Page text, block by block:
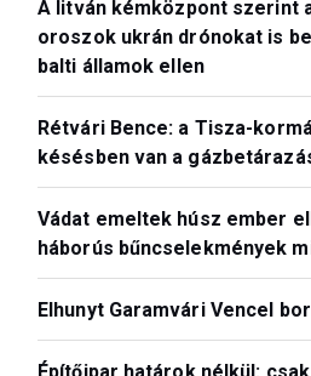
A litván kémközpont szerint
oroszok ukrán drónokat is
balti államok ellen
Rétvári Bence: a Tisza-
késésben van a
Vádat emeltek húsz ember
háborús bűncselekmények
Elhunyt Garamvári Vencel